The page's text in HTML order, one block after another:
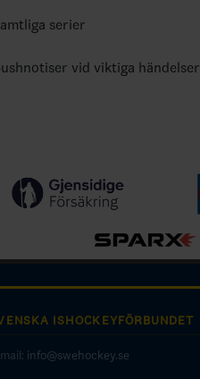
serier
vid viktiga händelser
ISHOCKEYFÖRBUNDET
info@swehockey.se